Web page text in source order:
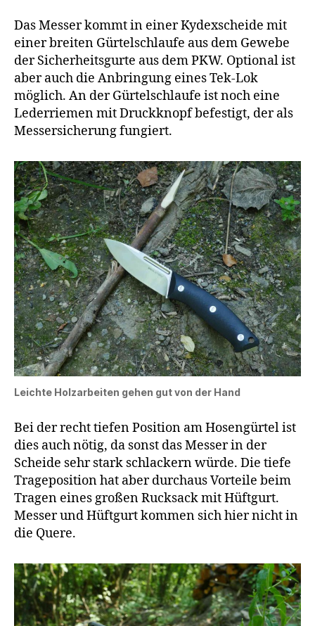
Das Messer kommt in einer Kydexscheide mit
einer breiten Gürtelschlaufe aus dem Gewebe
der Sicherheitsgurte aus dem PKW. Optional ist
aber auch die Anbringung eines Tek-Lok
möglich. An der Gürtelschlaufe ist noch eine
Lederriemen mit Druckknopf befestigt, der als
Messersicherung fungiert.
Leichte Holzarbeiten gehen gut von der Hand
Bei der recht tiefen Position am Hosengürtel ist
dies auch nötig, da sonst das Messer in der
Scheide sehr stark schlackern würde. Die tiefe
Trageposition hat aber durchaus Vorteile beim
Tragen eines großen Rucksack mit Hüftgurt.
Messer und Hüftgurt kommen sich hier nicht in
die Quere.